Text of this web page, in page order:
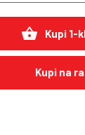
shopping_basket Kupi 1-
Kupi na